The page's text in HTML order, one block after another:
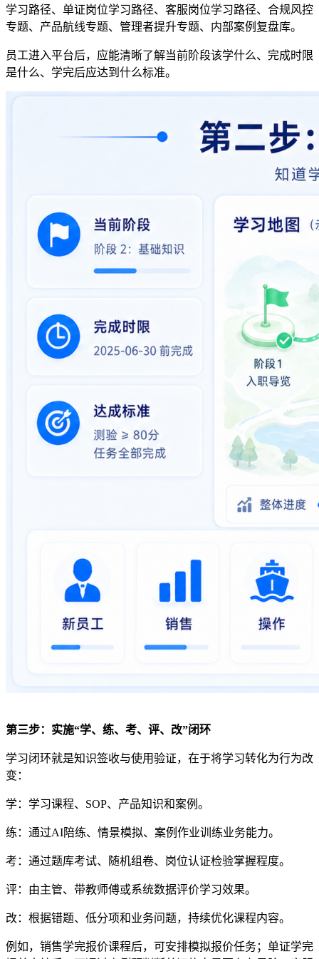
学习路径、单证岗位学习路径、客服岗位学习路径、合规风控
专题、产品航线专题、管理者提升专题、内部案例复盘库。
员工进入平台后，应能清晰了解当前阶段该学什么、完成时限
是什么、学完后应达到什么标准。
第三步：实施“学、练、考、评、改”闭环
学习闭环就是知识签收与使用验证，在于将学习转化为行为改
变：
学：学习课程、 SOP、产品知识和案例。
练：通过AI陪练、情景模拟、案例作业训练业务能力。
考：通过题库考试、随机组卷、岗位认证检验掌握程度。
评：由主管、带教师傅或系统数据评价学习效果。
改：根据错题、低分项和业务问题，持续优化课程内容。
例如，销售学完报价课程后，可安排模拟报价任务；单证学完